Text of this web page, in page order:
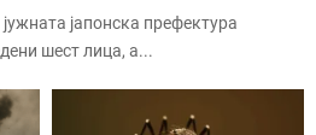
јапонска префектура
шест лица, а...